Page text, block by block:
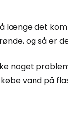
længe det
og så er
noget
vand på